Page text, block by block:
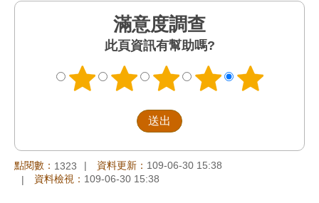
滿意度調查
此頁資訊有幫助嗎?
點閱數： 1323 資料更新： 109-06-30 15:38
資料檢視： 109-06-30 15:38